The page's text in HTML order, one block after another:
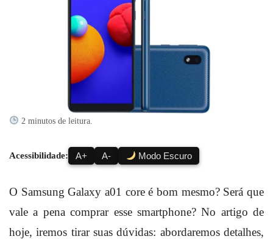
2 minutos de leitura.
Acessibilidade: A+ A- Modo Escuro
O Samsung Galaxy a01 core é bom mesmo? Será que
vale a pena comprar esse smartphone? No artigo de
hoje, iremos tirar suas dúvidas: abordaremos detalhes,